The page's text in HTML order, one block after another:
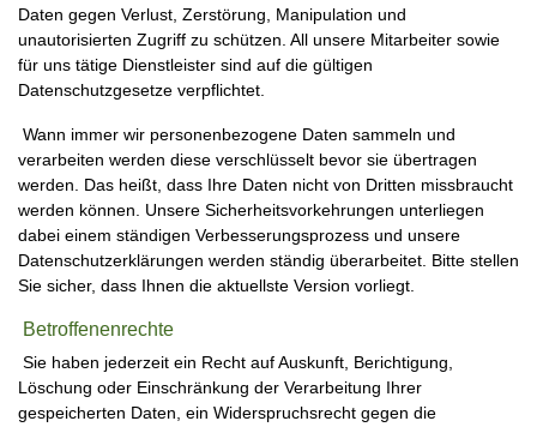
Daten gegen Verlust, Zerstörung, Manipulation und
unautorisierten Zugriff zu schützen. All unsere Mitarbeiter sowie
für uns tätige Dienstleister sind auf die gültigen
Datenschutzgesetze verpflichtet.
Wann immer wir personenbezogene Daten sammeln und
verarbeiten werden diese verschlüsselt bevor sie übertragen
werden. Das heißt, dass Ihre Daten nicht von Dritten missbraucht
werden können. Unsere Sicherheitsvorkehrungen unterliegen
dabei einem ständigen Verbesserungsprozess und unsere
Datenschutzerklärungen werden ständig überarbeitet. Bitte stellen
Sie sicher, dass Ihnen die aktuellste Version vorliegt.
Betroffenenrechte
Sie haben jederzeit ein Recht auf Auskunft, Berichtigung,
Löschung oder Einschränkung der Verarbeitung Ihrer
gespeicherten Daten, ein Widerspruchsrecht gegen die